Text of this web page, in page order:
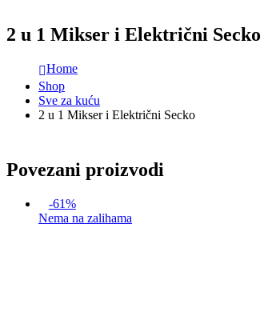
2 u 1 Mikser i Električni Secko
Home
Shop
Sve za kuću
2 u 1 Mikser i Električni Secko
Povezani proizvodi
-61%
Nema na zalihama